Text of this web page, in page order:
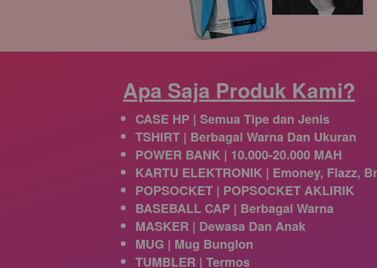
Apa Saja Produk Kami?
CASE HP | Semua Tipe dan Jenis
TSHIRT | Berbagai Warna Dan Ukuran
POWER BANK | 10.000-20.000 MAH
KARTU ELEKTRONIK | Emoney, Flazz,
POPSOCKET | POPSOCKET AKLIRIK
BASEBALL CAP | Berbagai Warna
MASKER | Dewasa Dan Anak
MUG | Mug Bunglon
TUMBLER | Termos